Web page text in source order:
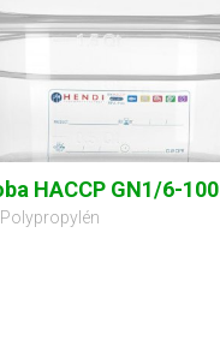
HACCP GN1/6-100